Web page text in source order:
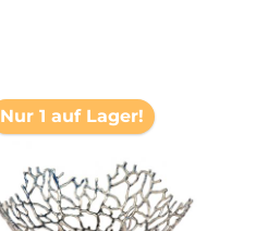
Nur 1 auf Lager!